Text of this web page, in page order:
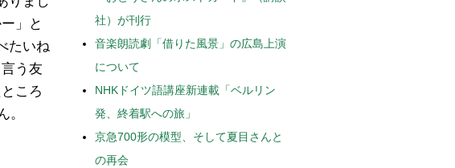
」と
たいね
う友
ころ
。
社）が刊行
音楽朗読劇「借りた風景」の広島上演
について
NHKドイツ語講座新連載「ベルリン
発、終着駅への旅」
京急700形の模型、そして夏目さんと
の再会